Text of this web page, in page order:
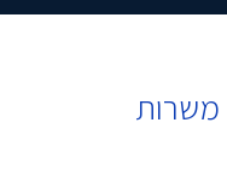
משרות